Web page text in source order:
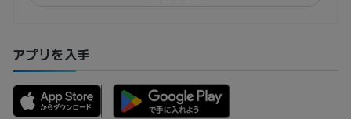
アプリを入手